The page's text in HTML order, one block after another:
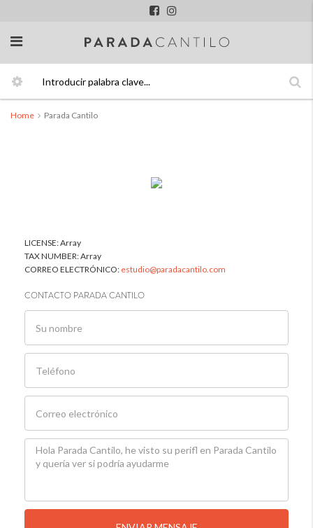
Home Parada Cantilo
LICENSE:Array
TAX NUMBER:Array
CORREO ELECTRÓNICO: estudio@paradacantilo.com
CONTACTO PARADA CANTILO